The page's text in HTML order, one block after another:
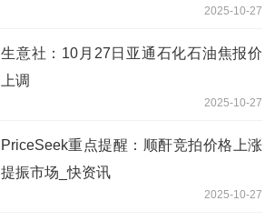
2025-10-27
生意社：10月27日亚通石化石油焦报价
上调
2025-10-27
PriceSeek重点提醒：顺酐竞拍价格上涨
提振市场_快资讯
2025-10-27